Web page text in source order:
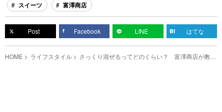
スイーツ 富澤商店
Post Facebook LINE はてな
HOME ライフスタイル さっくり混ぜるってどのくらい？ 富澤商店が教え
るスポンジケーキを作るコツ